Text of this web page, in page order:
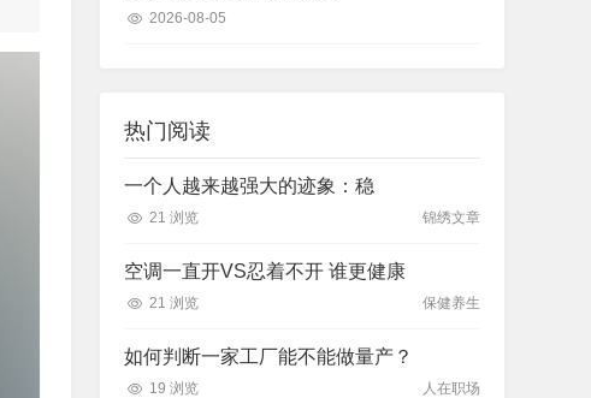
2026-08-05
热门阅读
一个人越来越强大的迹象：稳
21 浏览 锦绣文章
空调一直开VS忍着不开 谁更健康
21 浏览 保健养生
如何判断一家工厂能不能做量产？
19 浏览 人在职场